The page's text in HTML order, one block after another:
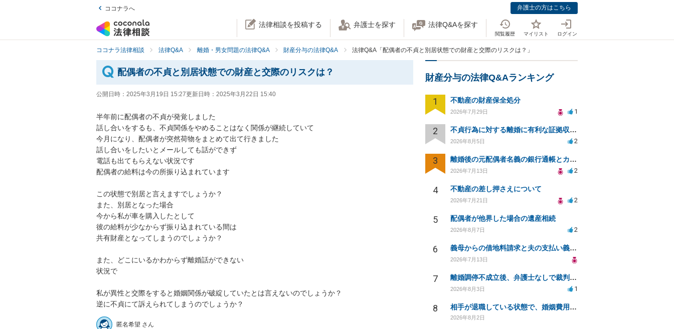
ココナラへ 弁護士の方はこちら
法律相談を投稿する 弁護士を探す 法律Q&Aを探す
閲覧履歴 マイリスト ログイン
ココナラ法律相談 法律Q&A 離婚・男女問題の法律Q&A 財産分与の法律Q&A 法律Q&A「配偶者の不貞と別居状態での財産と交際のリスクは？」
配偶者の不貞と別居状態での財産と交際のリスクは？
公開日時： 2025年3月19日 15:27更新日時： 2025年3月22日 15:40
半年前に配偶者の不貞が発覚しました
話し合いをするも、不貞関係をやめることはなく関係が継続していて
今月になり、配偶者が突然荷物をまとめて出て行きました
話し合いをしたいとメールしても話ができず
電話も出てもらえない状況です
配偶者の給料は今の所振り込まれています
この状態で別居と言えますでしょうか？
また、別居となった場合
今から私が車を購入したとして
彼の給料が少なからず振り込まれている間は
共有財産となってしまうのでしょうか？
また、どこにいるかわからず離婚話ができない
状況で
私が異性と交際をすると婚姻関係が破綻していたとは言えないのでしょうか？
逆に不貞にて訴えられてしまうのでしょうか？
匿名希望 さん
財産分与の法律Q&Aランキング
1 不動産の財産保全処分
2026年7月29日 1
2 不貞行為に対する離婚に有利な証拠収集方法と法的手続きについて
2026年8月5日 2
3 離婚後の元配偶者名義の銀行通帳とカードの処分方法について
2026年7月13日 2
4 不動産の差し押さえについて
2026年7月21日 2
5 配偶者が他界した場合の遺産相続
2026年8月7日 2
6 義母からの借地料請求と夫の支払い義務について相談
2026年7月13日
7 離婚調停不成立後、弁護士なしで裁判を進める方法は？
2026年8月3日 1
8 相手が退職している状態で、婚姻費用分担請求は可能でしょうか？
2026年8月2日